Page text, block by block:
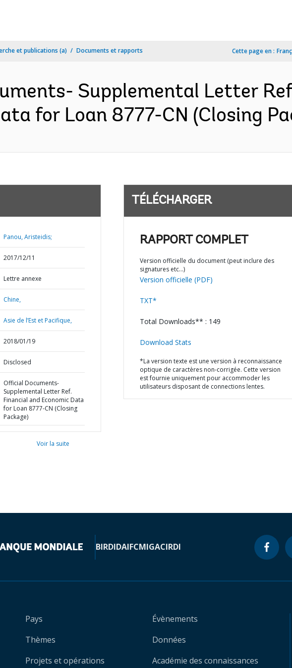
et publications (a) Documents et rapports Cette page en :
Supplemental Letter
for Loan 8777-CN (Closing
Panou, Aristeidis;
2017/12/11
Lettre annexe
Chine,
Asie de l’Est et Pacifique,
2018/01/19
Disclosed
Official Documents-
Supplemental Letter Ref.
Financial and Economic Data
for Loan 8777-CN (Closing
Package)
Voir la suite
TÉLÉCHARGER
RAPPORT COMPLET
Version officielle du document (peut inclure des
signatures etc…)
Version officielle (PDF)
TXT*
Total Downloads** : 149
Download Stats
*La version texte est une version à reconnaissance
optique de caractères non-corrigée. Cette version
est fournie uniquement pour accommoder les
utilisateurs disposant de connections lentes.
BIRDIDAIFCMIGACIRDI
Pays
Thèmes
Projets et opérations
Évènements
Données
Académie des connaissances